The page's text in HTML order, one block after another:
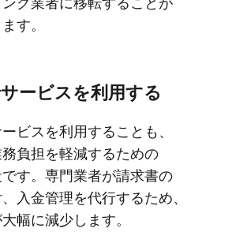
す。
ービスを​利用する
ビスを​利用する​ことも、​
負担を​軽減する​ための​
す。​専門業者が​請求書の​
入金管理を​代行する​ため、​
幅に​減少します。​